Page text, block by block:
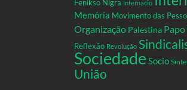
Fenikso Nigra Internacio
Memória Movimento das
Organização Palestina
Reflexão Revolução
Sociedade Socio
União